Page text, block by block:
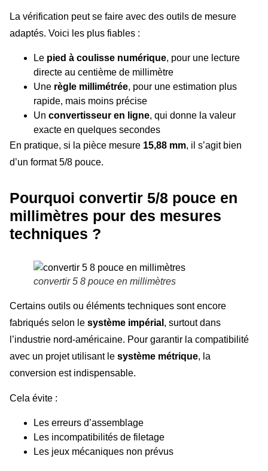
La vérification peut se faire avec des outils de mesure
adaptés. Voici les plus fiables :
Le pied à coulisse numérique, pour une lecture
directe au centième de millimètre
Une règle millimétrée, pour une estimation plus
rapide, mais moins précise
Un convertisseur en ligne, qui donne la valeur
exacte en quelques secondes
En pratique, si la pièce mesure 15,88 mm, il s’agit bien
d’un format 5/8 pouce.
Pourquoi convertir 5/8 pouce en
millimètres pour des mesures
techniques ?
convertir 5 8 pouce en millimètres
Certains outils ou éléments techniques sont encore
fabriqués selon le système impérial , surtout dans
l’industrie nord-américaine. Pour garantir la compatibilité
avec un projet utilisant le système métrique, la
conversion est indispensable.
Cela évite :
Les erreurs d’assemblage
Les incompatibilités de filetage
Les jeux mécaniques non prévus